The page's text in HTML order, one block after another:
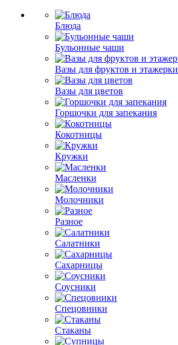
Блюда
Бульонные чаши
Вазы для фруктов и этажерки
Вазы для цветов
Горшочки для запекания
Кокотницы
Кружки
Масленки
Молочники
Разное
Салатники
Сахарницы
Соусники
Спецовники
Стаканы